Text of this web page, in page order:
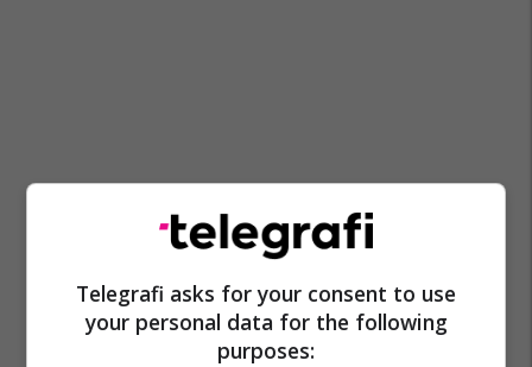
Telegrafi asks for your consent to use
your personal data for the following
purposes: